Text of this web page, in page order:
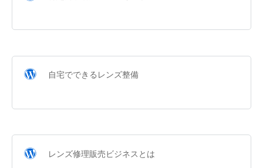
自宅でできるレンズ整備
レンズ修理販売ビジネスとは